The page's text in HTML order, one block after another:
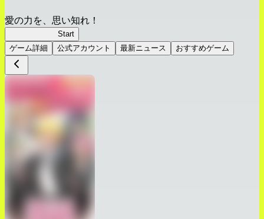
愛の力を、思い知れ！
Start
ゲーム詳細
公式アカウント 最新ニュース おすすめゲーム